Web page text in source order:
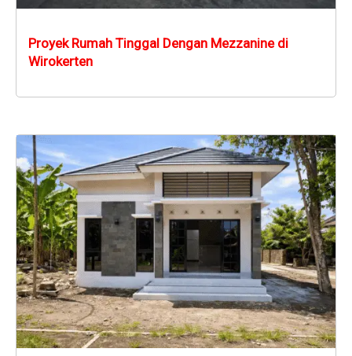
Proyek Rumah Tinggal Dengan Mezzanine di
Wirokerten